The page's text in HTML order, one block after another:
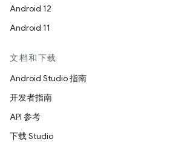
Android 12
Android 11
文档和下载
Android Studio 指南
开发者指南
API 参考
下载 Studio